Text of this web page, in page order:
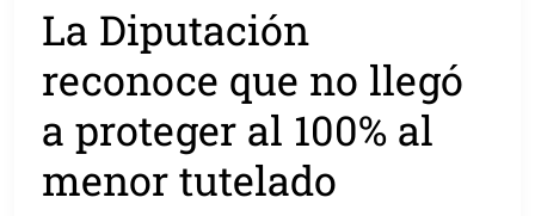
La Diputación
reconoce que no llegó
a proteger al 100% al
menor tutelado